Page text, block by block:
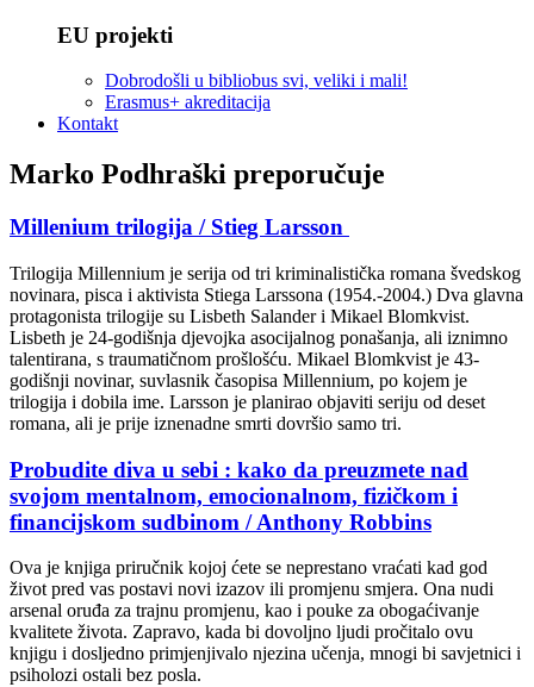
EU projekti
Dobrodošli u bibliobus svi, veliki i mali!
Erasmus+ akreditacija
Kontakt
Marko Podhraški preporučuje
Millenium trilogija / Stieg Larsson
Trilogija Millennium je serija od tri kriminalistička romana švedskog
novinara, pisca i aktivista Stiega Larssona (1954.-2004.) Dva glavna
protagonista trilogije su Lisbeth Salander i Mikael Blomkvist.
Lisbeth je 24-godišnja djevojka asocijalnog ponašanja, ali iznimno
talentirana, s traumatičnom prošlošću. Mikael Blomkvist je 43-
godišnji novinar, suvlasnik časopisa Millennium, po kojem je
trilogija i dobila ime. Larsson je planirao objaviti seriju od deset
romana, ali je prije iznenadne smrti dovršio samo tri.
Probudite diva u sebi : kako da preuzmete nad
svojom mentalnom, emocionalnom, fizičkom i
financijskom sudbinom / Anthony Robbins
Ova je knjiga priručnik kojoj ćete se neprestano vraćati kad god
život pred vas postavi novi izazov ili promjenu smjera. Ona nudi
arsenal oruđa za trajnu promjenu, kao i pouke za obogaćivanje
kvalitete života. Zapravo, kada bi dovoljno ljudi pročitalo ovu
knjigu i dosljedno primjenjivalo njezina učenja, mnogi bi savjetnici i
psiholozi ostali bez posla.